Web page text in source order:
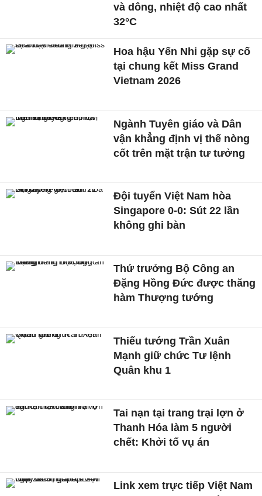
và dông, nhiệt độ cao nhất
32°C
Hoa hậu Yến Nhi gặp sự cố
tại chung kết Miss Grand
Vietnam 2026
Ngành Tuyên giáo và Dân
vận khẳng định vị thế nòng
cốt trên mặt trận tư tưởng
Đội tuyển Việt Nam hòa
Singapore 0-0: Sút 22 lần
không ghi bàn
Thứ trưởng Bộ Công an
Đặng Hồng Đức được thăng
hàm Thượng tướng
Thiếu tướng Trần Xuân
Mạnh giữ chức Tư lệnh
Quân khu 1
Tai nạn tại trang trại lợn ở
Thanh Hóa làm 5 người
chết: Khởi tố vụ án
Link xem trực tiếp Việt Nam